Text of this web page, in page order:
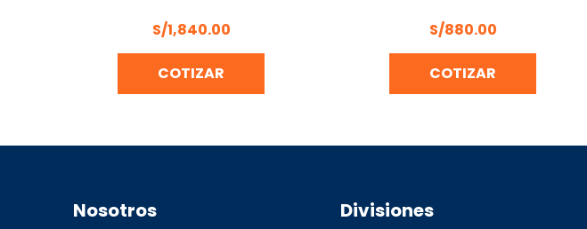
S/1,840.00
COTIZAR
S/880.00
COTIZAR
Nosotros Divisiones